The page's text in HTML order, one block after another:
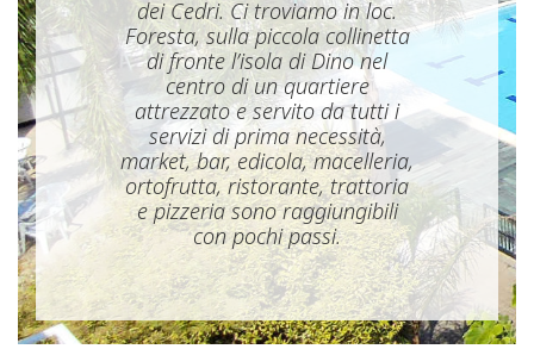
dei Cedri. Ci troviamo in loc.
Foresta, sulla piccola collinetta
di fronte l’isola di Dino nel
centro di un quartiere
attrezzato e servito da tutti i
servizi di prima necessità,
market, bar, edicola, macelleria,
ortofrutta, ristorante, trattoria
e pizzeria sono raggiungibili
con pochi passi.